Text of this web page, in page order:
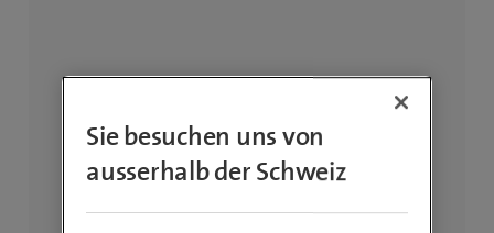
Sie besuchen uns von
ausserhalb der Schweiz